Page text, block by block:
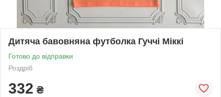
Дитяча бавовняна футболка Гуччі Міккі
Готово до відправки
Роздріб
332 ₴